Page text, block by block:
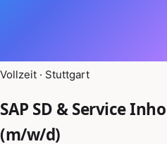
Vollzeit · Stuttgart
SAP SD & Service
(m/w/d)